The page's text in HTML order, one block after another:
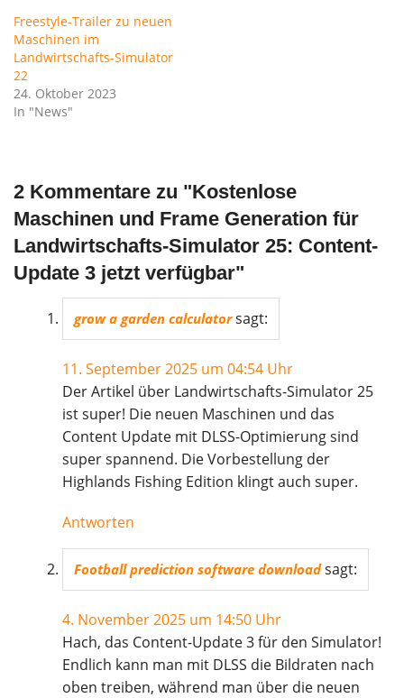
Freestyle-Trailer zu neuen
Maschinen im
Landwirtschafts-Simulator
22
24. Oktober 2023
In "News"
2 Kommentare zu "Kostenlose
Maschinen und Frame Generation für
Landwirtschafts-Simulator 25: Content-
Update 3 jetzt verfügbar"
grow a garden calculator sagt:
11. September 2025 um 04:54 Uhr
Der Artikel über Landwirtschafts-Simulator 25
ist super! Die neuen Maschinen und das
Content Update mit DLSS-Optimierung sind
super spannend. Die Vorbestellung der
Highlands Fishing Edition klingt auch super.
Antworten
Football prediction software download sagt:
4. November 2025 um 14:50 Uhr
Hach, das Content-Update 3 für den Simulator!
Endlich kann man mit DLSS die Bildraten nach
oben treiben, während man über die neuen